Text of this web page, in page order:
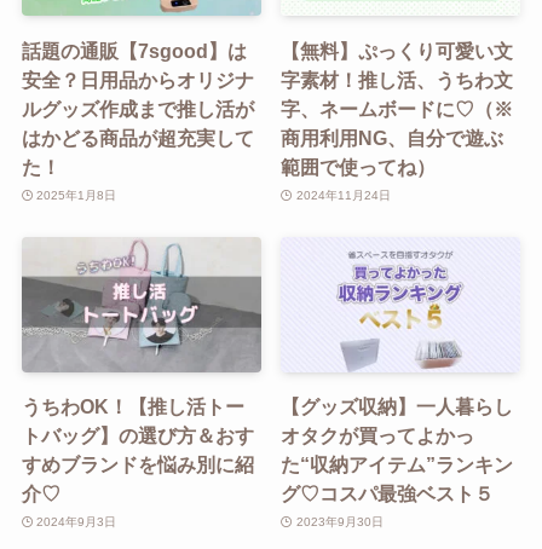
話題の通販【7sgood】は
安全？日用品からオリジナ
ルグッズ作成まで推し活が
はかどる商品が超充実して
た！
2025年1月8日
【無料】ぷっくり可愛い文
字素材！推し活、うちわ文
字、ネームボードに♡（※
商用利用NG、自分で遊ぶ
範囲で使ってね）
2024年11月24日
うちわOK！【推し活トー
トバッグ】の選び方＆おす
すめブランドを悩み別に紹
介♡
2024年9月3日
【グッズ収納】一人暮らし
オタクが買ってよかっ
た“収納アイテム”ランキン
グ♡コスパ最強ベスト５
2023年9月30日